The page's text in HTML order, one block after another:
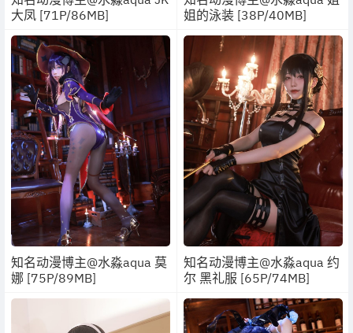
大凤 [71P/86MB]
姐的泳装 [38P/40MB]
知名动漫博主@水淼aqua 莫
娜 [75P/89MB]
知名动漫博主@水淼aqua 约
尔 黑礼服 [65P/74MB]